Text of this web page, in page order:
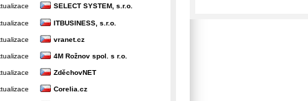
SELECT SYSTEM, s.r.o.
ITBUSINESS, s.r.o.
vranet.cz
4M Rožnov spol. s r.o.
ZděchovNET
Corelia.cz